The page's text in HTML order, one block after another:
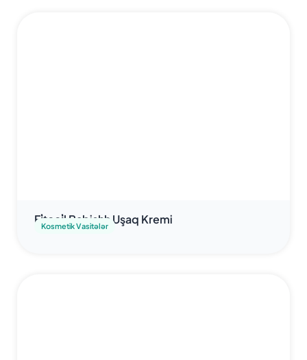
Fi̇tooi̇l Babishh Uşaq Kremi
Kosmetik Vasitələr